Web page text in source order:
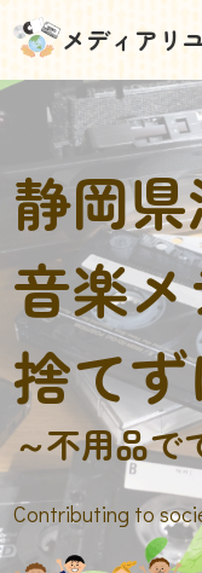
メディアリ
静岡
音楽
捨て
～不用品で
Contributing to